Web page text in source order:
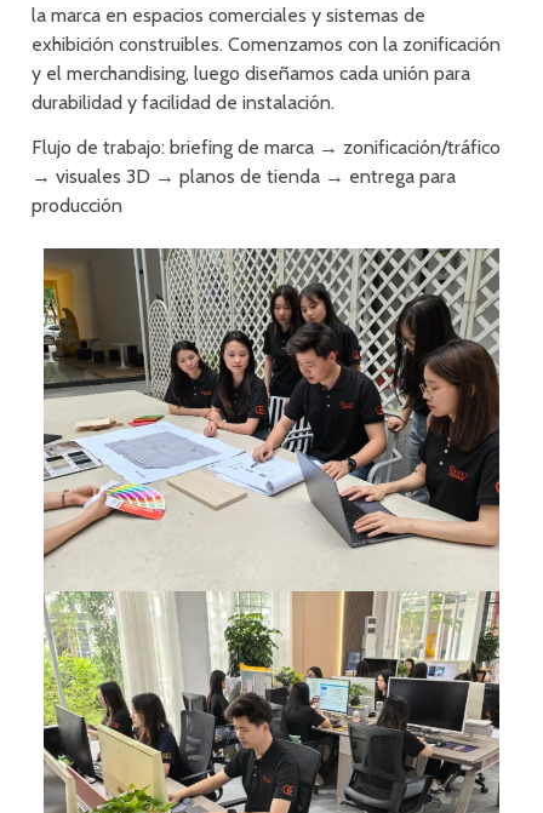
la marca en espacios comerciales y sistemas de
exhibición construibles. Comenzamos con la zonificación
y el merchandising, luego diseñamos cada unión para
durabilidad y facilidad de instalación.
Flujo de trabajo: briefing de marca → zonificación/tráfico
→ visuales 3D → planos de tienda → entrega para
producción